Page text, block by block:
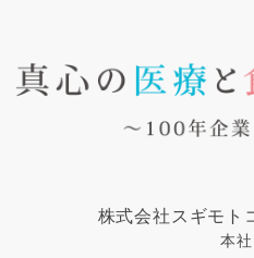
株式会社スギモト
本社